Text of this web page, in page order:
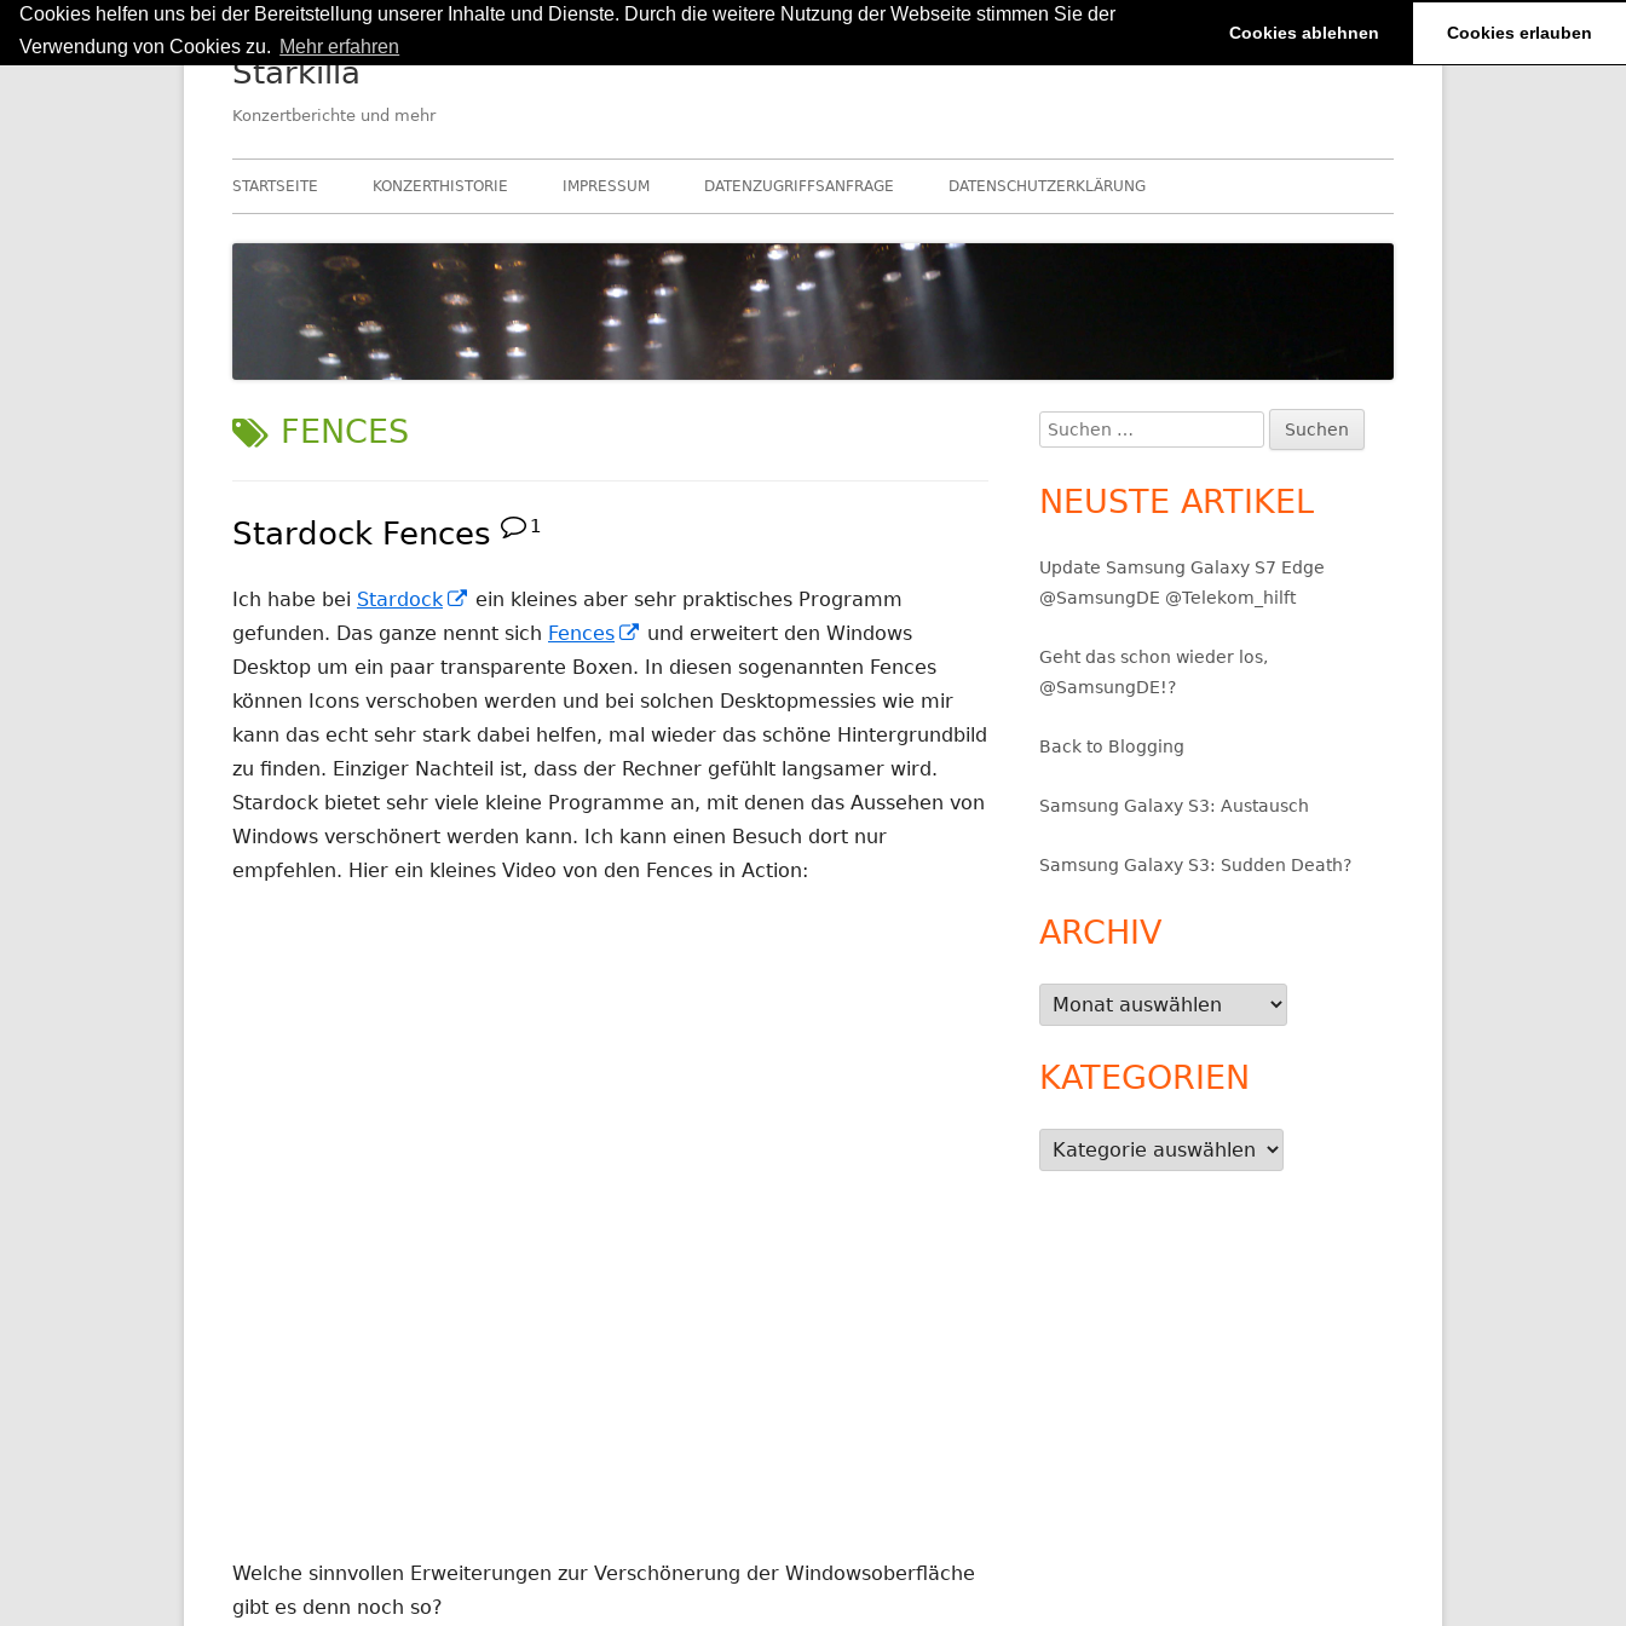
Cookies helfen uns bei der Bereitstellung unserer Inhalte und Dienste. Durch die weitere Nutzung der Webseite stimmen Sie der
Verwendung von Cookies zu. Mehr erfahren
Cookies ablehnen Cookies erlauben
Springe
Starkilla
Konzertberichte und mehr
Primäres
Menü
STARTSEITE KONZERTHISTORIE IMPRESSUM DATENZUGRIFFSANFRAGE DATENSCHUTZERKLÄRUNG
SCHLAGWORT:
FENCES
Stardock Fences 1
Ich habe bei Stardock
In
neuem
Fenster
öffnen
ein kleines aber sehr praktisches Programm
gefunden. Das ganze nennt sich Fences
In
neuem
Fenster
öffnen
und erweitert den Windows
Desktop um ein paar transparente Boxen. In diesen sogenannten Fences
können Icons verschoben werden und bei solchen Desktopmessies wie mir
kann das echt sehr stark dabei helfen, mal wieder das schöne Hintergrundbild
zu finden. Einziger Nachteil ist, dass der Rechner gefühlt langsamer wird.
Stardock bietet sehr viele kleine Programme an, mit denen das Aussehen von
Windows verschönert werden kann. Ich kann einen Besuch dort nur
empfehlen. Hier ein kleines Video von den Fences in Action:
Welche sinnvollen Erweiterungen zur Verschönerung der Windowsoberfläche
gibt es denn noch so?
Haupt-
Seitenleiste
Suchen
nach:
NEUSTE ARTIKEL
Update Samsung Galaxy S7 Edge
@SamsungDE @Telekom_hilft
Geht das schon wieder los,
@SamsungDE!?
Back to Blogging
Samsung Galaxy S3: Austausch
Samsung Galaxy S3: Sudden Death?
ARCHIV
Archiv
KATEGORIEN
Kategorien